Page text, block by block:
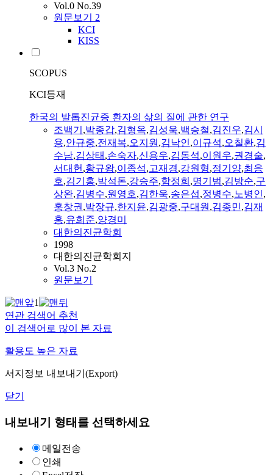
Vol.0 No.39
원문보기 2
KCI
KISS
SCOPUS
KCI등재
한국의 발톱진균증 환자의 삶의 질에 관한 연구
조백기 ,박종갑,김형옥,김성욱,백승철,김진우,김시
용,안규중,전재복,오지원,김낙인,이규석,오칠환,김
수남,김상태 ,손숙자,신용우,김동석,이원우,권경술,
서대헌,황규왕,이종석,고재경,강원형,정기양,최응
호,김기홍,박석돈,강승주,함정희 ,명기범,김방순,구
상완,김병수,원영호,김한욱,송은섭,정병수,노병인,
홍창권,박장규,한지윤,김광중,구대원,김종민,김재
홍,유희준,양경미
대한의진균학회
1998
대한의진균학회지
Vol.3 No.2
원문보기
1
연관 검색어 추천
이 검색어로 많이 본 자료
활용도 높은 자료
서지정보 내보내기(Export)
닫기
내보내기 형태를 선택하세요
메일전송
인쇄